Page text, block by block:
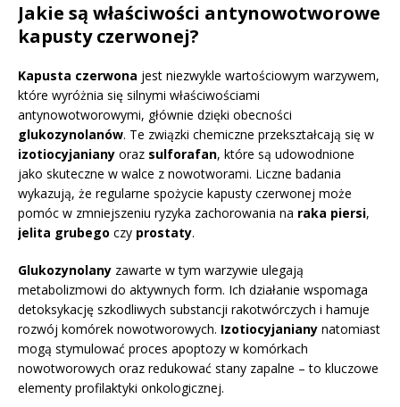
Jakie są właściwości antynowotworowe
kapusty czerwonej?
Kapusta czerwona jest niezwykle wartościowym warzywem,
które wyróżnia się silnymi właściwościami
antynowotworowymi, głównie dzięki obecności
glukozynolanów. Te związki chemiczne przekształcają się w
izotiocyjaniany oraz sulforafan, które są udowodnione
jako skuteczne w walce z nowotworami. Liczne badania
wykazują, że regularne spożycie kapusty czerwonej może
pomóc w zmniejszeniu ryzyka zachorowania na raka piersi,
jelita grubego czy prostaty.
Glukozynolany zawarte w tym warzywie ulegają
metabolizmowi do aktywnych form. Ich działanie wspomaga
detoksykację szkodliwych substancji rakotwórczych i hamuje
rozwój komórek nowotworowych. Izotiocyjaniany natomiast
mogą stymulować proces apoptozy w komórkach
nowotworowych oraz redukować stany zapalne – to kluczowe
elementy profilaktyki onkologicznej.